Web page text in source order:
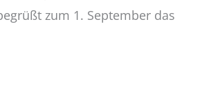
zum 1. September das